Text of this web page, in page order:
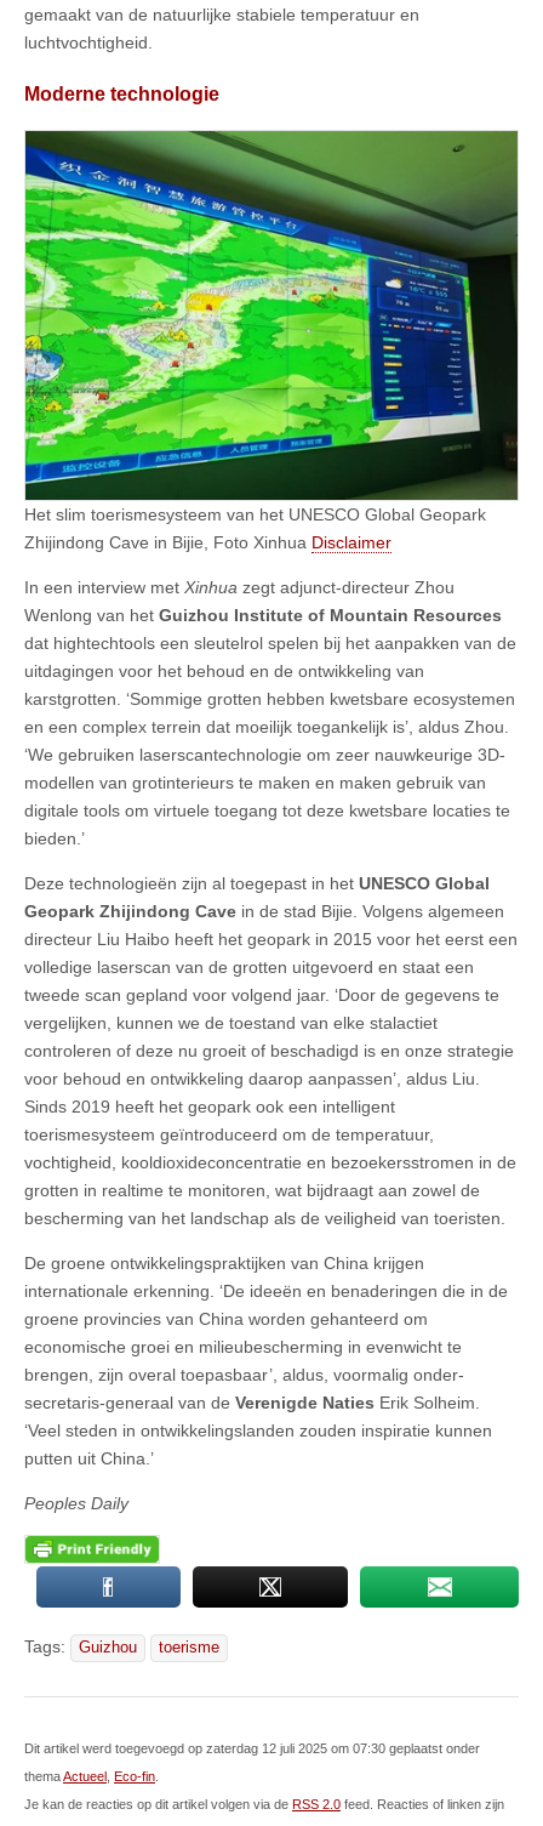
gemaakt van de natuurlijke stabiele temperatuur en
luchtvochtigheid.
Moderne technologie
Het slim toerismesysteem van het UNESCO Global Geopark
Zhijindong Cave in Bijie, Foto Xinhua Disclaimer
In een interview met Xinhua zegt adjunct-directeur Zhou
Wenlong van het Guizhou Institute of Mountain Resources
dat hightechtools een sleutelrol spelen bij het aanpakken van de
uitdagingen voor het behoud en de ontwikkeling van
karstgrotten. ‘Sommige grotten hebben kwetsbare ecosystemen
en een complex terrein dat moeilijk toegankelijk is’, aldus Zhou.
‘We gebruiken laserscantechnologie om zeer nauwkeurige 3D-
modellen van grotinterieurs te maken en maken gebruik van
digitale tools om virtuele toegang tot deze kwetsbare locaties te
bieden.’
Deze technologieën zijn al toegepast in het UNESCO Global
Geopark Zhijindong Cave in de stad Bijie. Volgens algemeen
directeur Liu Haibo heeft het geopark in 2015 voor het eerst een
volledige laserscan van de grotten uitgevoerd en staat een
tweede scan gepland voor volgend jaar. ‘Door de gegevens te
vergelijken, kunnen we de toestand van elke stalactiet
controleren of deze nu groeit of beschadigd is en onze strategie
voor behoud en ontwikkeling daarop aanpassen’, aldus Liu.
Sinds 2019 heeft het geopark ook een intelligent
toerismesysteem geïntroduceerd om de temperatuur,
vochtigheid, kooldioxideconcentratie en bezoekersstromen in de
grotten in realtime te monitoren, wat bijdraagt aan zowel de
bescherming van het landschap als de veiligheid van toeristen.
De groene ontwikkelingspraktijken van China krijgen
internationale erkenning. ‘De ideeën en benaderingen die in de
groene provincies van China worden gehanteerd om
economische groei en milieubescherming in evenwicht te
brengen, zijn overal toepasbaar’, aldus, voormalig onder-
secretaris-generaal van de Verenigde Naties Erik Solheim.
‘Veel steden in ontwikkelingslanden zouden inspiratie kunnen
putten uit China.’
Peoples Daily
Tags: Guizhou toerisme
Dit artikel werd toegevoegd op zaterdag 12 juli 2025 om 07:30 geplaatst onder
themaActueel Eco-fin
Je kan de reacties op dit artikel volgen via de RSS 2.0 feed. Reacties of linken zijn